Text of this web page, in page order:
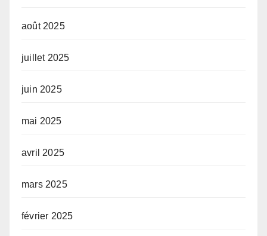
août 2025
juillet 2025
juin 2025
mai 2025
avril 2025
mars 2025
février 2025